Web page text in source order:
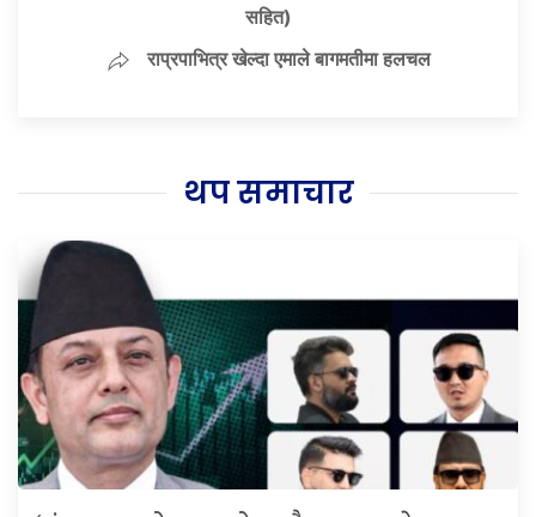
सहित)
राप्रपाभित्र खेल्दा एमाले बागमतीमा हलचल
थप समाचार